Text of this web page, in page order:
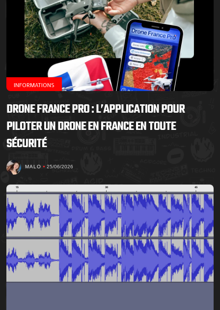
INFORMATIONS
DRONE FRANCE PRO : L’APPLICATION POUR
PILOTER UN DRONE EN FRANCE EN TOUTE
SÉCURITÉ
MALO 25/06/2026